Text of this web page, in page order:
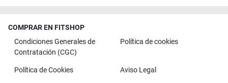
COMPRAR EN FITSHOP
Condiciones Generales de
Contratación (CGC)
Política de cookies
Política de Cookies Aviso Legal